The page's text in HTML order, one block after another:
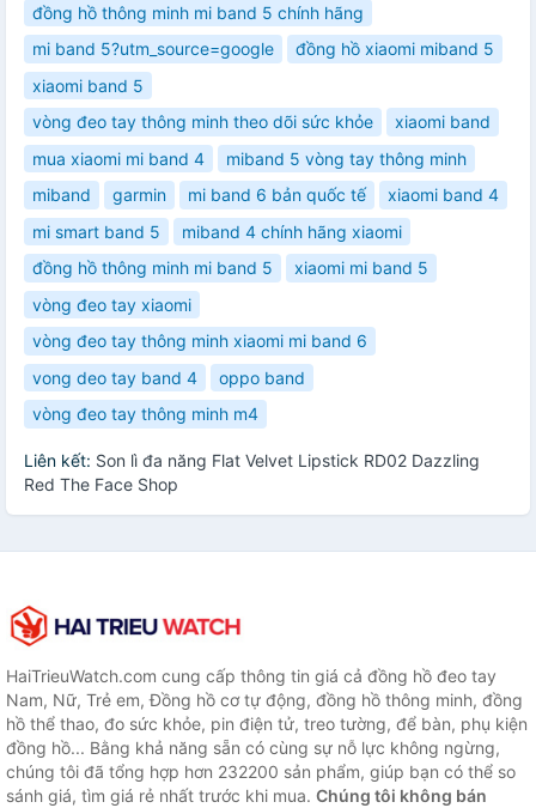
đồng hồ thông minh mi band 5 chính hãng
mi band 5?utm_source=google
đồng hồ xiaomi miband 5
xiaomi band 5
vòng đeo tay thông minh theo dõi sức khỏe
xiaomi band
mua xiaomi mi band 4
miband 5 vòng tay thông minh
miband
garmin mi band 6 bản quốc tế
xiaomi band 4
mi smart band 5
miband 4 chính hãng xiaomi
đồng hồ thông minh mi band 5
xiaomi mi band 5
vòng đeo tay xiaomi
vòng đeo tay thông minh xiaomi mi band 6
vong deo tay band 4
oppo band
vòng đeo tay thông minh m4
Liên kết: Son lì đa năng Flat Velvet Lipstick RD02 Dazzling
Red The Face Shop
HaiTrieuWatch.com cung cấp thông tin giá cả đồng hồ đeo tay
Nam, Nữ, Trẻ em, Đồng hồ cơ tự động, đồng hồ thông minh, đồng
hồ thể thao, đo sức khỏe, pin điện tử, treo tường, để bàn, phụ kiện
đồng hồ... Bằng khả năng sẵn có cùng sự nỗ lực không ngừng,
chúng tôi đã tổng hợp hơn 232200 sản phẩm, giúp bạn có thể so
sánh giá, tìm giá rẻ nhất trước khi mua. Chúng tôi không bán